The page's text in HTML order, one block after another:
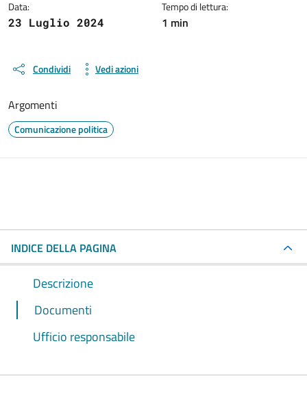
Data:
23 Luglio 2024
Tempo di lettura:
1 min
Condividi Vedi azioni
Argomenti
Comunicazione politica
INDICE DELLA PAGINA
Descrizione
Documenti
Ufficio responsabile